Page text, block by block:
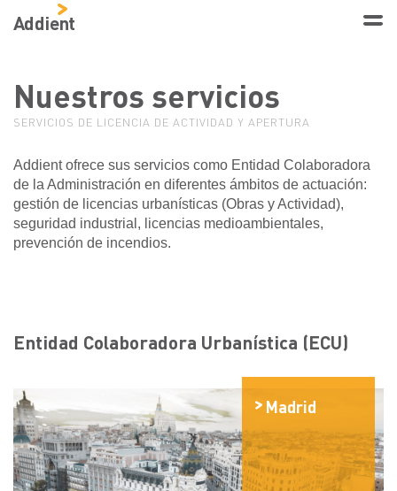
Addient
Nuestros servicios
SERVICIOS DE LICENCIA DE ACTIVIDAD Y APERTURA
Addient ofrece sus servicios como Entidad Colaboradora
de la Administración en diferentes ámbitos de actuación:
gestión de licencias urbanísticas (Obras y Actividad),
seguridad industrial, licencias medioambientales,
prevención de incendios.
Entidad Colaboradora Urbanística (ECU)
Madrid